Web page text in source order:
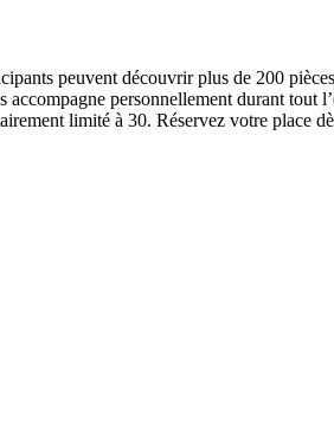
peuvent découvrir plus de 200
accompagne personnellement durant tout
limité à 30. Réservez votre place